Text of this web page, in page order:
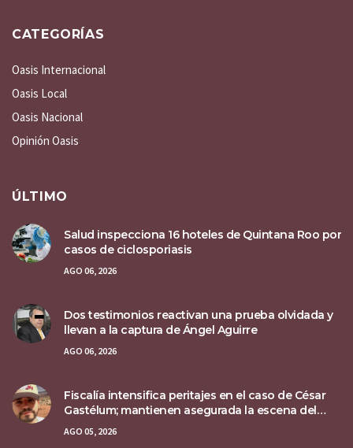
CATEGORÍAS
Oasis Internacional
Oasis Local
Oasis Nacional
Opinión Oasis
ÚLTIMO
Salud inspecciona 16 hoteles de Quintana Roo por
casos de ciclosporiasis
AGO 06, 2026
Dos testimonios reactivan una prueba olvidada y
llevan a la captura de Ángel Aguirre
AGO 06, 2026
Fiscalía intensifica peritajes en el caso de César
Gastélum; mantienen asegurada la escena del
AGO 05, 2026